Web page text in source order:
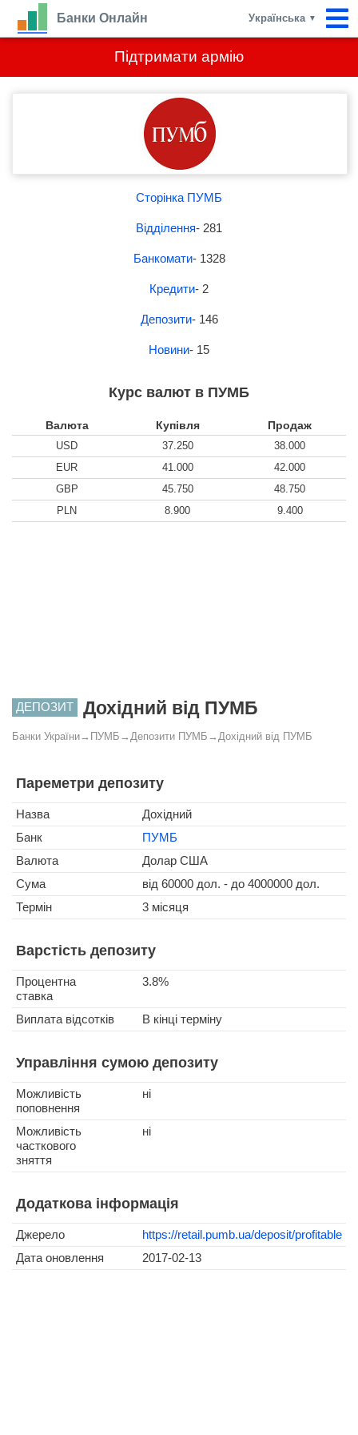
Підтримати армію
Банки Онлайн Українська ▼
Сторінка ПУМБ
Відділення- 281
Банкомати- 1328
Кредити- 2
Депозити- 146
Новини- 15
Курс валют в ПУМБ
Валюта Купівля Продаж
USD 37.250
38.000
EUR
41.000
42.000
GBP
45.750
48.750
PLN
8.900 9.400
ДЕПОЗИТ Дохідний від ПУМБ
Банки України→ ПУМБ → Депозити ПУМБ → Дохідний від ПУМБ
Пареметри депозиту
Назва
Дохідний
Банк
ПУМБ
Валюта
Долар США
Сума
від 60000 дол. - до 4000000 дол.
Термін
3 місяця
Варстість депозиту
Процентна
ставка
3.8%
Виплата відсотків В кінці терміну
Управління сумою депозиту
Можливість
поповнення
ні
Можливість
часткового
зняття
ні
Додаткова інформація
Джерело
https://retail.pumb.ua/deposit/profitable
Дата оновлення
2017-02-13